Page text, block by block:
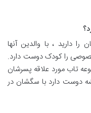
دارید ، با والدین آنها
را کودک دوست دارد.
تاب مورد علاقه پسرشان
دوست دارد با سگشان در